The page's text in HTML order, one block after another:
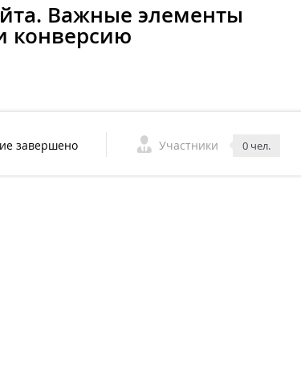
Важные элементы
конверсию
завершено Участники 0 чел.